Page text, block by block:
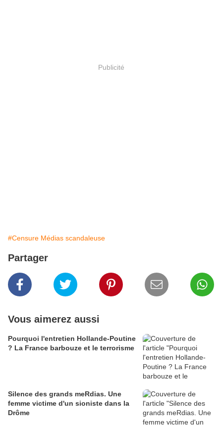
Publicité
#Censure Médias scandaleuse
Partager
Vous aimerez aussi
Pourquoi l'entretien Hollande-Poutine
? La France barbouze et le terrorisme
Silence des grands meRdias. Une
femme victime d'un sioniste dans la
Drôme